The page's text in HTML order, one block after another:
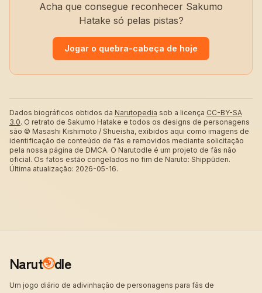
Acha que consegue reconhecer Sakumo
Hatake só pelas pistas?
Jogar o quebra-cabeça de hoje
Dados biográficos obtidos da Narutopedia sob a licença CC-BY-SA
3.0. O retrato de Sakumo Hatake e todos os designs de personagens
são © Masashi Kishimoto / Shueisha, exibidos aqui como imagens de
identificação de conteúdo de fãs e removidos mediante solicitação
pela nossa página de DMCA. O Narutodle é um projeto de fãs não
oficial. Os fatos estão congelados no fim de Naruto: Shippūden.
Última atualização: 2026-05-16.
Narut dle
Um jogo diário de adivinhação de personagens para fãs de